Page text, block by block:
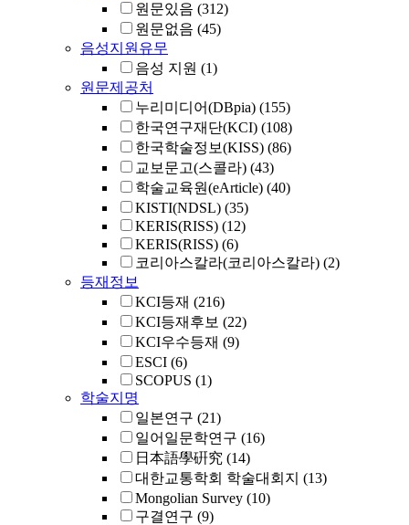
원문있음 (312)
원문없음 (45)
음성지원유무
음성 지원 (1)
원문제공처
누리미디어(DBpia) (155)
한국연구재단(KCI) (108)
한국학술정보(KISS) (86)
교보문고(스콜라) (43)
학술교육원(eArticle) (40)
KISTI(NDSL) (35)
KERIS(RISS) (12)
KERIS(RISS) (6)
코리아스칼라(코리아스칼라) (2)
등재정보
KCI등재 (216)
KCI등재후보 (22)
KCI우수등재 (9)
ESCI (6)
SCOPUS (1)
학술지명
일본연구 (21)
일어일문학연구 (16)
日本語學硏究 (14)
대한교통학회 학술대회지 (13)
Mongolian Survey (10)
구결연구 (9)